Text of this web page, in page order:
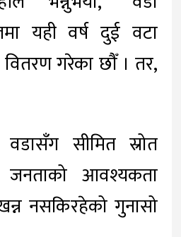
यही वर्ष दुई वटा
वितरण गरेका छौँ । तर,
वडासँग सीमित स्रोत
आवश्यकता
नसकिरहेको गुनासो